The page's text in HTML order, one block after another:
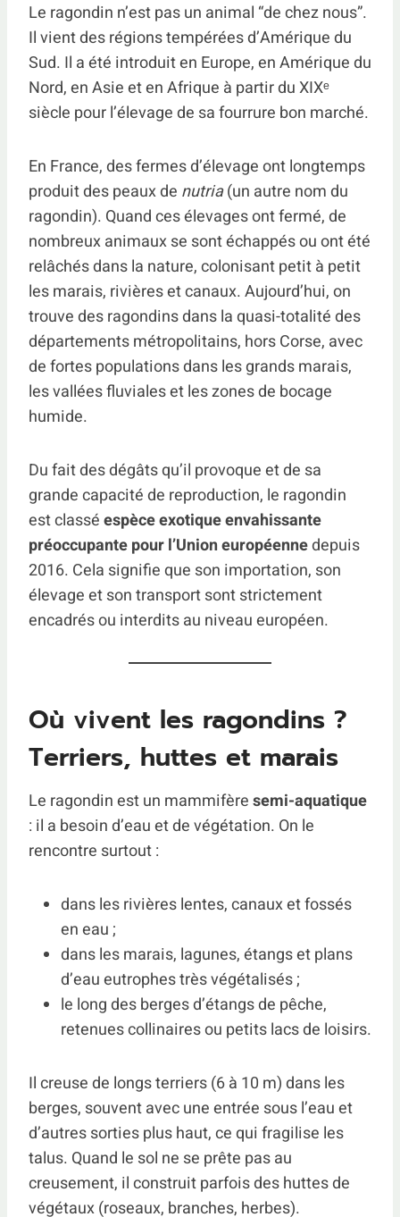
Le ragondin n’est pas un animal “de chez nous”.
Il vient des régions tempérées d’Amérique du
Sud. Il a été introduit en Europe, en Amérique du
Nord, en Asie et en Afrique à partir du XIXᵉ
siècle pour l’élevage de sa fourrure bon marché.
En France, des fermes d’élevage ont longtemps
produit des peaux de nutria(un autre nom du
ragondin). Quand ces élevages ont fermé, de
nombreux animaux se sont échappés ou ont été
relâchés dans la nature, colonisant petit à petit
les marais, rivières et canaux. Aujourd’hui, on
trouve des ragondins dans la quasi-totalité des
départements métropolitains, hors Corse, avec
de fortes populations dans les grands marais,
les vallées fluviales et les zones de bocage
humide.
Du fait des dégâts qu’il provoque et de sa
grande capacité de reproduction, le ragondin
est classéespèce exotique envahissante
préoccupante pour l’Union européennedepuis
2016. Cela signifie que son importation, son
élevage et son transport sont strictement
encadrés ou interdits au niveau européen.
Où vivent les ragondins ?
Terriers, huttes et marais
Le ragondin est un mammifèresemi-aquatique
: il a besoin d’eau et de végétation. On le
rencontre surtout :
dans les rivières lentes, canaux et fossés
en eau ;
dans les marais, lagunes, étangs et plans
d’eau eutrophes très végétalisés ;
le long des berges d’étangs de pêche,
retenues collinaires ou petits lacs de loisirs.
Il creuse de longs terriers (6 à 10 m) dans les
berges, souvent avec une entrée sous l’eau et
d’autres sorties plus haut, ce qui fragilise les
talus. Quand le sol ne se prête pas au
creusement, il construit parfois des huttes de
végétaux (roseaux, branches, herbes).